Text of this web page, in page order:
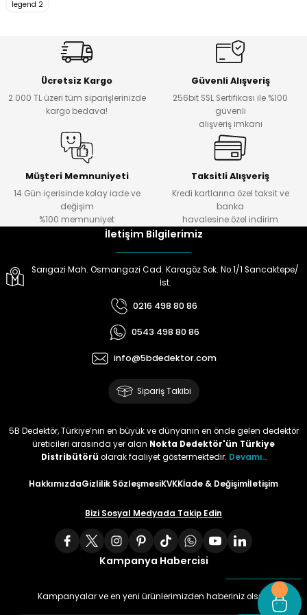
Ürün açıklamasında eksik bilgiler bulunuyor.
Ürün fiyatı diğer sitelerden daha pahalı.
legend 2
Ücretsiz Kargo
2.000 TL üzeri tüm siparişlerinizde
kargo bedava!
Güvenli Alışveriş
256bit SSL Sertifikası ile %100
güvenli
alışveriş imkanı
Müşteri Memnuniyeti
14 Gün içerisinde kolay iade ve
değişim
%100 memnuniyet
Taksitli Alışveriş
Kredi kartlarına özel taksit ve
banka
havalesine özel indirim
İletişim Bilgilerimiz
Sarıgazi Mah. Osmangazi Cad. Karagöz Sok. No:1/1 Sancaktepe/
İst.
0216 498 80 86
0543 498 80 86
info@5bdedektor.com
Sipariş Takibi
5B Dedektör, Türkiye’nin en büyük ve dünyanın en önde gelen dedektör
üreticileri arasında yer alan Nokta Dedektör'ün Türkiye
Distribütörü olarak faaliyet göstermektedir. Devamı..
HakkımızdaGizlilik SözleşmesiKVKKİade & Değişimİletişim
Bizi Sosyal Medyada Takip Edin
Kampanya Habercisi
Kampanyalar ve en yeni ürünlerimizden haberiniz olsun